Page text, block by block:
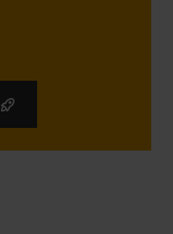
Des
de vos